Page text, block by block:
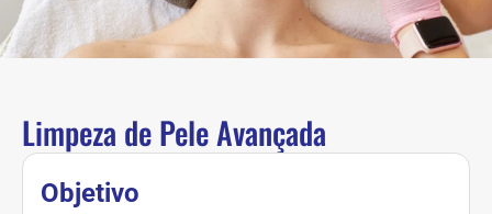
Limpeza de Pele Avançada
Objetivo